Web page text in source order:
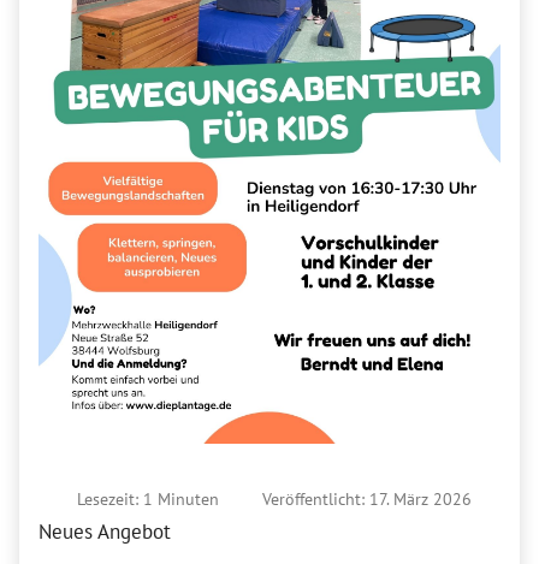
Lesezeit: 1 Minuten Veröffentlicht: 17. März 2026
Neues Angebot